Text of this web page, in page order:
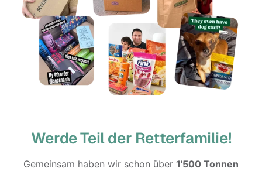
Werde Teil der Retterfamilie!
Gemeinsam haben wir schon über 1'500 Tonnen